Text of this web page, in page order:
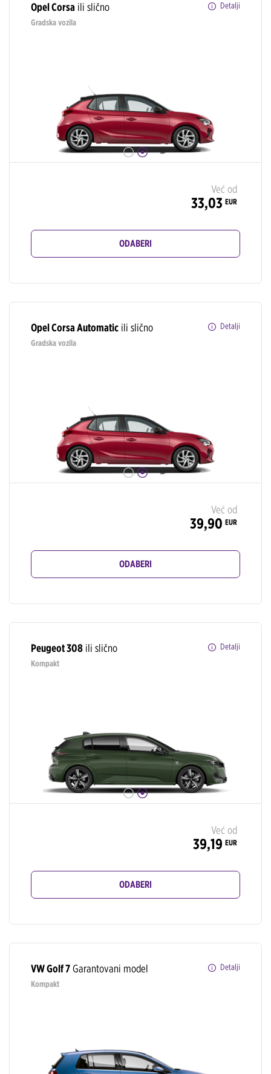
Opel Corsa ili slično
Detalji
Gradska vozila
Već od
33,03 EUR
ODABERI
Opel Corsa Automatic ili slično
Detalji
Gradska vozila
Već od
39,90 EUR
ODABERI
Peugeot 308 ili slično
Detalji
Kompakt
Već od
39,19 EUR
ODABERI
VW Golf 7Garantovani model
Detalji
Kompakt